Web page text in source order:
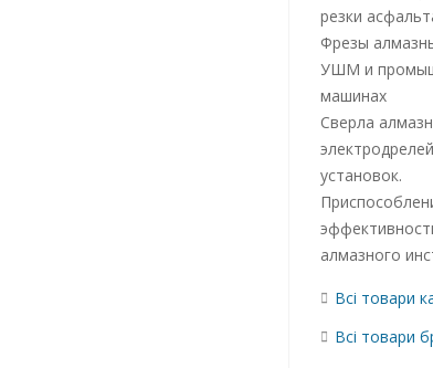
резки
Фрезы
УШМ и
машинах
Сверла
установок.
алмазного
Всі товари
Всі товари